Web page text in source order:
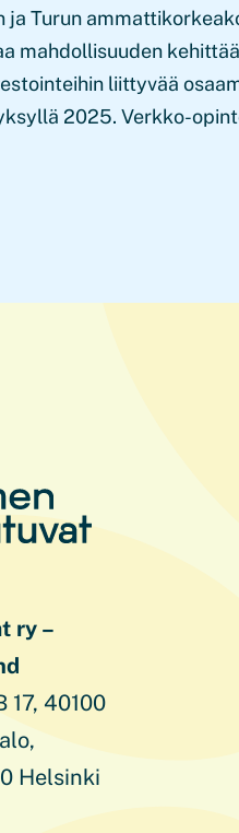
ja Turun
mahdollisuuden
liittyvää
2025. Verkko-
ry –
40100
Helsinki